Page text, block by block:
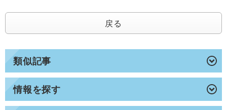
類似記事
情報を探す
戻る